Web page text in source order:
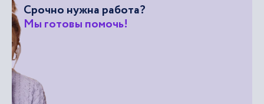
Срочно нужна работа?
Мы готовы помочь!